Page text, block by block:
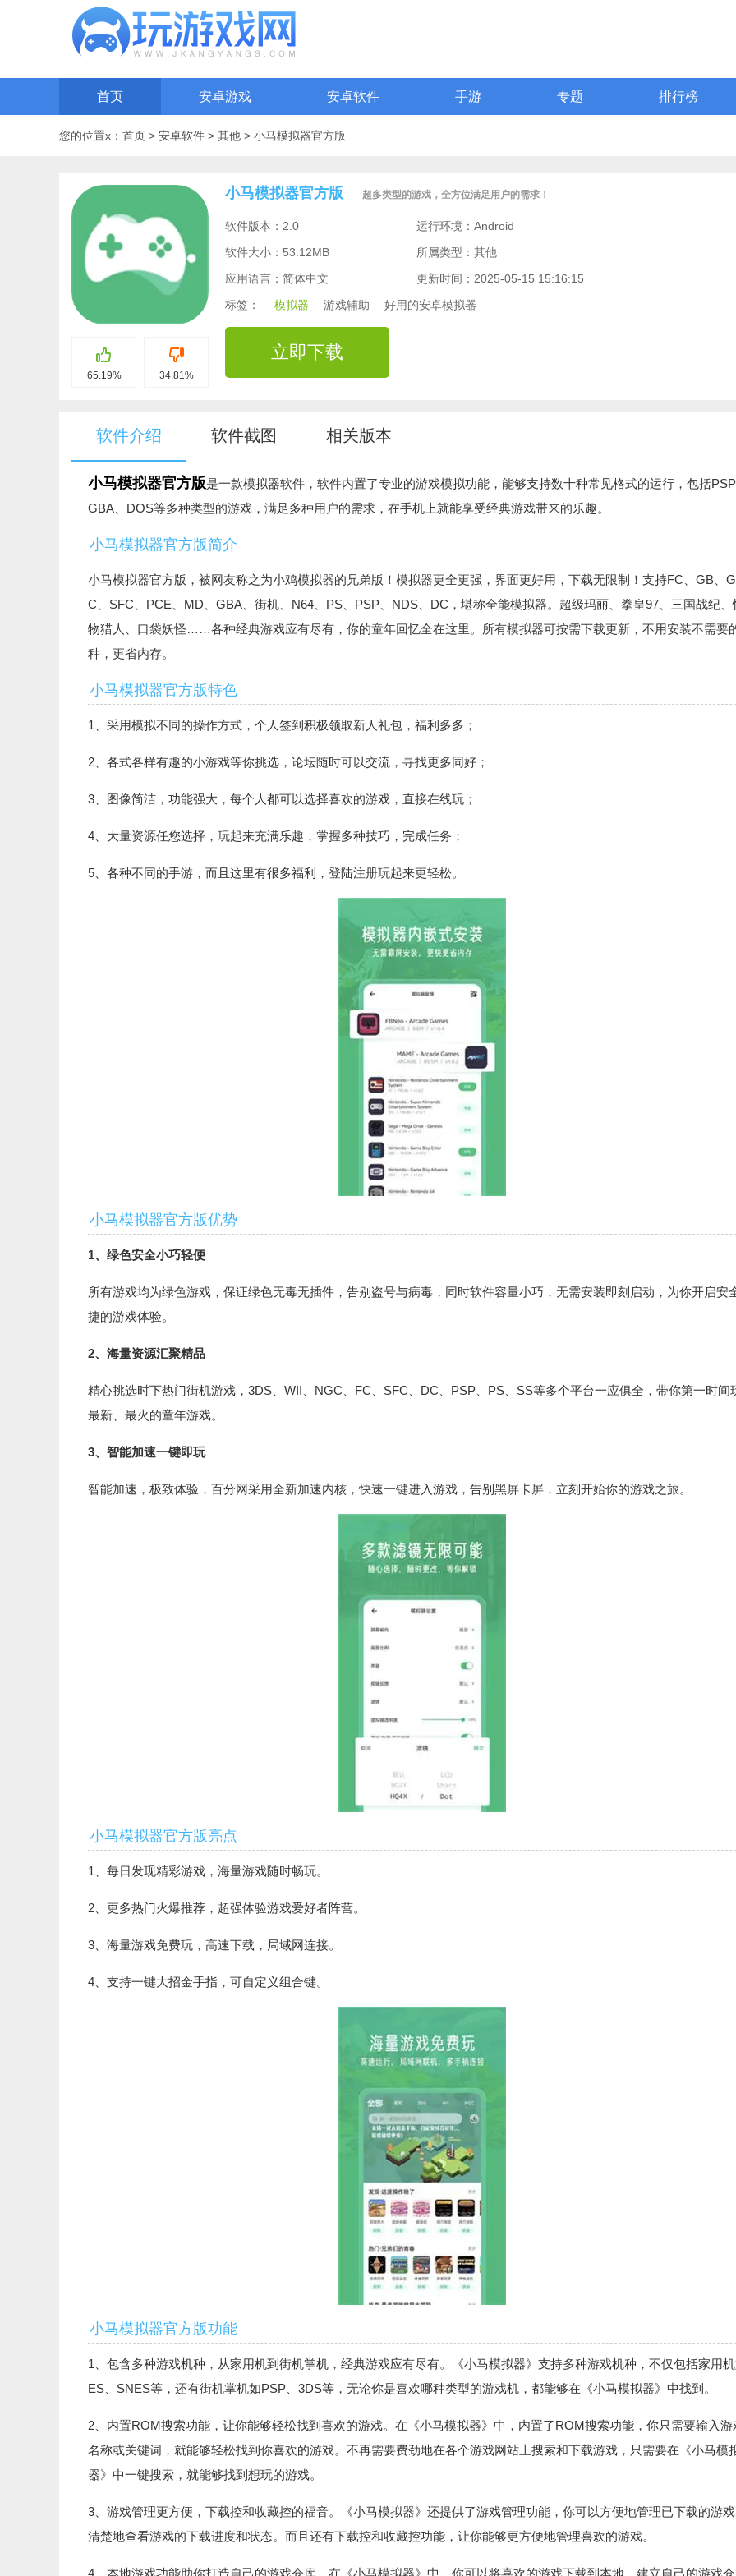
首页 安卓游戏 安卓软件 手游 专题 排行榜
您的位置x： 首页 > 安卓软件 > 其他 > 小马模拟器官方版
65.19% 34.81%
小马模拟器官方版 超多类型的游戏，全方位满足用户的需求！
软件版本：2.0
运行环境：Android
软件大小：53.12MB
所属类型：其他
应用语言：简体中文
更新时间：2025-05-15 15:16:15
标签：
模拟器 游戏辅助 好用的安卓模拟器
立即下载
软件介绍 软件截图 相关版本
小马模拟器官方版是一款模拟器软件，软件内置了专业的游戏模拟功能，能够支持数十种常见格式的运行，包括PSP
GBA、DOS等多种类型的游戏，满足多种用户的需求，在手机上就能享受经典游戏带来的乐趣。
小马模拟器官方版简介
小马模拟器官方版，被网友称之为小鸡模拟器的兄弟版！模拟器更全更强，界面更好用，下载无限制！支持FC、GB、
C、SFC、PCE、MD、GBA、街机、N64、PS、PSP、NDS、DC，堪称全能模拟器。超级玛丽、拳皇97、三国战纪、
物猎人、口袋妖怪……各种经典游戏应有尽有，你的童年回忆全在这里。所有模拟器可按需下载更新，不用安装不需要
种，更省内存。
小马模拟器官方版特色
1、采用模拟不同的操作方式，个人签到积极领取新人礼包，福利多多；
2、各式各样有趣的小游戏等你挑选，论坛随时可以交流，寻找更多同好；
3、图像简洁，功能强大，每个人都可以选择喜欢的游戏，直接在线玩；
4、大量资源任您选择，玩起来充满乐趣，掌握多种技巧，完成任务；
5、各种不同的手游，而且这里有很多福利，登陆注册玩起来更轻松。
小马模拟器官方版优势
1、绿色安全小巧轻便
所有游戏均为绿色游戏，保证绿色无毒无插件，告别盗号与病毒，同时软件容量小巧，无需安装即刻启动，为你开启安
捷的游戏体验。
2、海量资源汇聚精品
精心挑选时下热门街机游戏，3DS、WII、NGC、FC、SFC、DC、PSP、PS、SS等多个平台一应俱全，带你第一时间
最新、最火的童年游戏。
3、智能加速一键即玩
智能加速，极致体验，百分网采用全新加速内核，快速一键进入游戏，告别黑屏卡屏，立刻开始你的游戏之旅。
小马模拟器官方版亮点
1、每日发现精彩游戏，海量游戏随时畅玩。
2、更多热门火爆推荐，超强体验游戏爱好者阵营。
3、海量游戏免费玩，高速下载，局域网连接。
4、支持一键大招金手指，可自定义组合键。
小马模拟器官方版功能
1、包含多种游戏机种，从家用机到街机掌机，经典游戏应有尽有。《小马模拟器》支持多种游戏机种，不仅包括家用
ES、SNES等，还有街机掌机如PSP、3DS等，无论你是喜欢哪种类型的游戏机，都能够在《小马模拟器》中找到。
2、内置ROM搜索功能，让你能够轻松找到喜欢的游戏。在《小马模拟器》中，内置了ROM搜索功能，你只需要输入游
名称或关键词，就能够轻松找到你喜欢的游戏。不再需要费劲地在各个游戏网站上搜索和下载游戏，只需要在《小马模
器》中一键搜索，就能够找到想玩的游戏。
3、游戏管理更方便，下载控和收藏控的福音。《小马模拟器》还提供了游戏管理功能，你可以方便地管理已下载的游戏
清楚地查看游戏的下载进度和状态。而且还有下载控和收藏控功能，让你能够更方便地管理喜欢的游戏。
4、本地游戏功能助你打造自己的游戏仓库。在《小马模拟器》中，你可以将喜欢的游戏下载到本地，建立自己的游戏仓